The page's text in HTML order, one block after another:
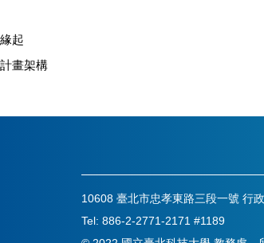
緣起
計畫架構
10608 臺北市忠孝東路三段一號 行
Tel: 886-2-2771-2171 #1189